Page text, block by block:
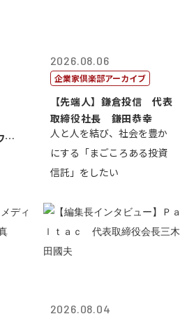
ー
2026.08.06
企業家倶楽部アーカイブ
【先端人】鎌倉投信 代表
取締役社長 鎌田恭幸
人と人を結び、社会を豊か
にする「まごころある投資
信託」をしたい
2026.08.04